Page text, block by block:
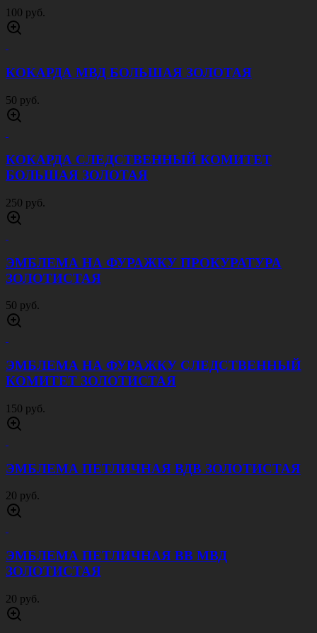
100 руб.
КОКАРДА МВД БОЛЬШАЯ ЗОЛОТАЯ
50 руб.
КОКАРДА СЛЕДСТВЕННЫЙ КОМИТЕТ
БОЛЬШАЯ ЗОЛОТАЯ
250 руб.
ЭМБЛЕМА НА ФУРАЖКУ ПРОКУРАТУРА
ЗОЛОТИСТАЯ
50 руб.
ЭМБЛЕМА НА ФУРАЖКУ СЛЕДСТВЕННЫЙ
КОМИТЕТ ЗОЛОТИСТАЯ
150 руб.
ЭМБЛЕМА ПЕТЛИЧНАЯ ВДВ ЗОЛОТИСТАЯ
20 руб.
ЭМБЛЕМА ПЕТЛИЧНАЯ ВВ МВД
ЗОЛОТИСТАЯ
20 руб.